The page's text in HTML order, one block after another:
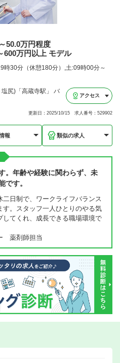
50.0万円程度
600万円以上 モデル
時30分（休憩180分）,土:09時00分～
塩尻)「高蔵寺駅」 バ
アクセス
更新日：2025/10/15 求人番号：529902
報 類似の求人
。年齢や経験に関わらず、未
です。
二日制で、ワークライフバランス
す。スタッフ一人ひとりのやる気
してくれ、成長できる職場環境で
薬剤師担当